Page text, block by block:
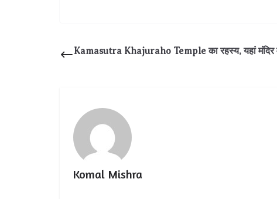
Kamasutra Khajuraho Temple का रहस्य, यहां मंदिर में
Komal Mishra